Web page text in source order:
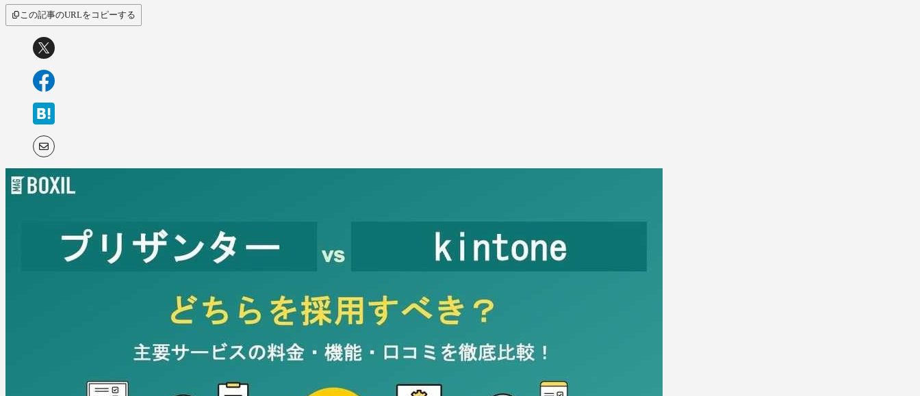
この記事のURLをコピーする